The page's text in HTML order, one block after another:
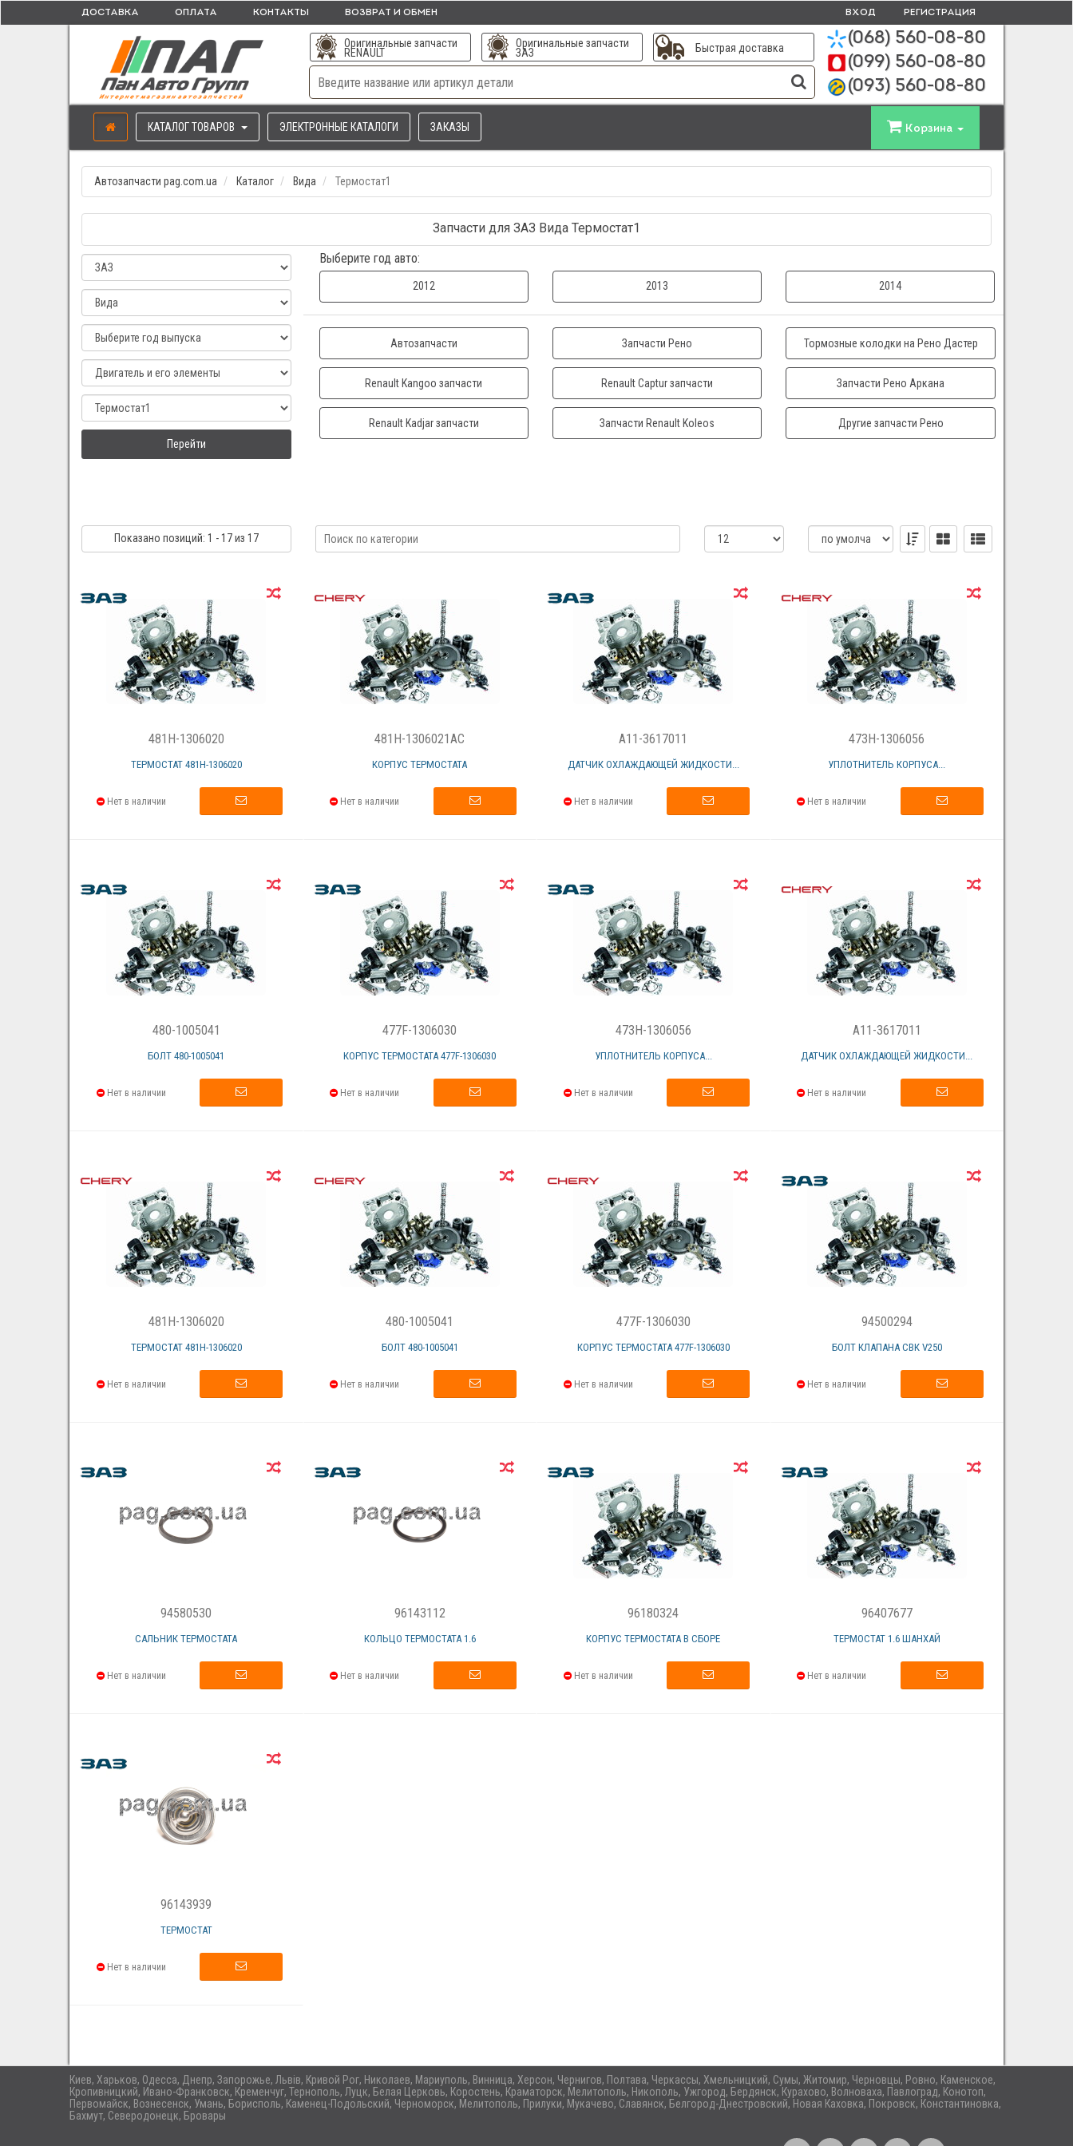
ДОСТАВКА ОПЛАТА КОНТАКТЫ ВОЗВРАТ И ОБМЕН ВХОД РЕГИСТРАЦИЯ
Оригинальные запчасти
RENAULT
Оригинальные запчасти
ЗАЗ Быстрая доставка (068) 560-08-80
(099) 560-08-80
(093) 560-08-80
КАТАЛОГ ТОВАРОВ ЭЛЕКТРОННЫЕ КАТАЛОГИ ЗАКАЗЫ Корзина
Автозапчасти pag.com.ua Каталог Вида Термостат1
Запчасти для ЗАЗ Вида Термостат1
Перейти
Выберите год авто:
2012 2013 2014
Автозапчасти Запчасти Рено Тормозные колодки на Рено Дастер
Renault Kangoo запчасти Renault Captur запчасти Запчасти Рено Аркана
Renault Kadjar запчасти Запчасти Renault Koleos Другие запчасти Рено
Показано позиций: 1 - 17из 17
481H-1306020
ТЕРМОСТАТ 481Н-1306020
Нет в наличии
481H-1306021AC
КОРПУС ТЕРМОСТАТА
Нет в наличии
A11-3617011
ДАТЧИК ОХЛАЖДАЮЩЕЙ ЖИДКОСТИ...
Нет в наличии
473H-1306056
УПЛОТНИТЕЛЬ КОРПУСА...
Нет в наличии
480-1005041
БОЛТ 480-1005041
Нет в наличии
477F-1306030
КОРПУС ТЕРМОСТАТА 477F-1306030
Нет в наличии
473H-1306056
УПЛОТНИТЕЛЬ КОРПУСА...
Нет в наличии
A11-3617011
ДАТЧИК ОХЛАЖДАЮЩЕЙ ЖИДКОСТИ...
Нет в наличии
481H-1306020
ТЕРМОСТАТ 481Н-1306020
Нет в наличии
480-1005041
БОЛТ 480-1005041
Нет в наличии
477F-1306030
КОРПУС ТЕРМОСТАТА 477F-1306030
Нет в наличии
94500294
БОЛТ КЛАПАНА СВК V250
Нет в наличии
94580530
САЛЬНИК ТЕРМОСТАТА
Нет в наличии
96143112
КОЛЬЦО ТЕРМОСТАТА 1.6
Нет в наличии
96180324
КОРПУС ТЕРМОСТАТА В СБОРЕ
Нет в наличии
96407677
ТЕРМОСТАТ 1.6 ШАНХАЙ
Нет в наличии
96143939
ТЕРМОСТАТ
Нет в наличии
Киев, Харьков, Одесса, Днепр, Запорожье, Львів, Кривой Рог, Николаев, Мариуполь, Винница, Херсон, Чернигов, Полтава, Черкассы, Хмельницкий, Сумы, Житомир, Черновцы, Ровно, Каменское,
Кропивницкий, Ивано-Франковск, Кременчуг, Тернополь, Луцк, Белая Церковь, Коростень, Краматорск, Мелитополь, Никополь, Ужгород, Бердянск, Курахово, Волноваха, Павлоград, Конотоп,
Первомайск, Вознесенск, Умань, Борисполь, Каменец-Подольский, Черноморск, Мелитополь, Прилуки, Мукачево, Славянск, Белгород-Днестровский, Новая Каховка, Покровск, Константиновка,
Бахмут, Северодонецк, Бровары